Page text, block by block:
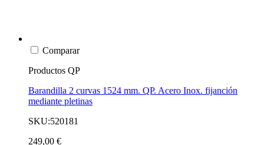
Comparar
Productos QP
Barandilla 2 curvas 1524 mm. QP. Acero Inox. fijanción
mediante pletinas
SKU:520181
249,00 €